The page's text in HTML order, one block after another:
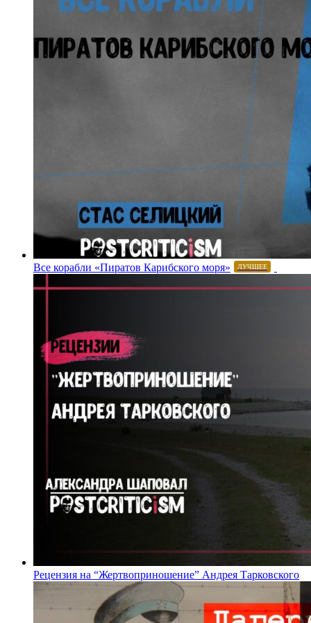
Все корабли «Пиратов Карибского моря» ЛУЧШЕЕ
Рецензия на “Жертвоприношение” Андрея Тарковского